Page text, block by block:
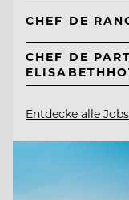
CHEF DE
CHEF DE PARTIE -
Entdecke alle Jobs